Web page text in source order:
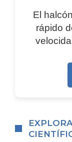
El
rápido